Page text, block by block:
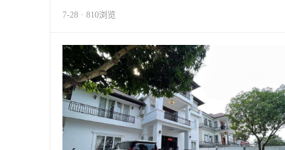
7-28 · 810浏览